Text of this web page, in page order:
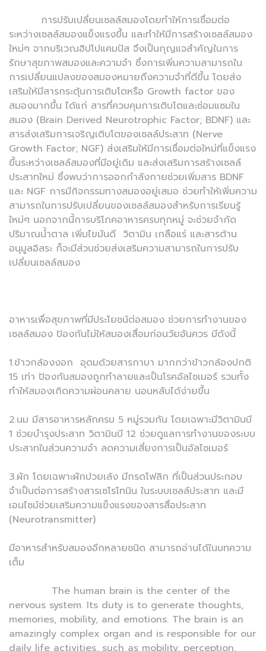
การปรับเปลี่ยนเซลล์สมองโดยทำให้การเชื่อมต่อ
ระหว่างเซลล์สมองแข็งแรงขึ้น และทำให้มีการสร้างเซลล์สมอง
ใหม่ๆ จากบริเวณฮิปโปแคมปัส จึงเป็นกุญแจสำคัญในการ
รักษาสุขภาพสมองและความจำ ซึ่งการเพิ่มความสามารถใน
การเปลี่ยนแปลงของสมองหมายถึงความจำที่ดีขึ้น โดยส่ง
เสริมให้มีสารกระตุ้นการเติบโตหรือ Growth factor ของ
สมองมากขึ้น ได้แก่ สารที่ควบคุมการเติบโตและซ่อมแซมใน
สมอง (Brain Derived Neurotrophic Factor; BDNF) และ
สารส่งเสริมการเจริญเติบโตของเซลล์ประสาท (Nerve
Growth Factor; NGF) ส่งเสริมให้มีการเชื่อมต่อใหม่ที่แข็งแรง
ขึ้นระหว่างเซลล์สมองที่มีอยู่เดิม และส่งเสริมการสร้างเซลล์
ประสาทใหม่ ซึ่งพบว่าการออกกำลังกายช่วยเพิ่มสาร BDNF
และ NGF การมีกิจกรรมทางสมองอยู่เสมอ ช่วยทำให้เพิ่มความ
สามารถในการปรับเปลี่ยนของเซลล์สมองสำหรับการเรียนรู้
ใหม่ๆ นอกจากนี้การบริโภคอาหารครบทุกหมู่ จะช่วยจำกัด
ปริมาณน้ำตาล เพิ่มไขมันดี วิตามิน เกลือแร่ และสารต้าน
อนุมูลอิสระ ก็จะมีส่วนช่วยส่งเสริมความสามารถในการปรับ
เปลี่ยนเซลล์สมอง
อาหารเพื่อสุขภาพที่มีประโยชน์ต่อสมอง ช่วยการทำงานของ
เซลล์สมอง ป้องกันไม่ให้สมองเสื่อมก่อนวัยอันควร มีดังนี้
1.ข้าวกล้องงอก อุดมด้วยสารกาบา มากกว่าข้าวกล้องปกติ
15 เท่า ป้องกันสมองถูกทำลายและเป็นโรคอัลไซเมอร์ รวมทั้ง
ทำให้สมองเกิดความผ่อนคลาย นอนหลับได้ง่ายขึ้น
2.นม มีสารอาหารหลักครบ 5 หมู่รวมกัน โดยเฉพาะมีวิตามินบี
1 ช่วยบำรุงประสาท วิตามินบี 12 ช่วยดูแลการทำงานของระบบ
ประสาทในส่วนความจำ ลดความเสี่ยงการเป็นอัลไซเมอร์
3.ผัก โดยเฉพาะผักปวยเล้ง มีกรดโฟลิก ที่เป็นส่วนประกอบ
จำเป็นต่อการสร้างสารเซโรโทนิน ในระบบเซลล์ประสาท และมี
เอนไซม์ช่วยเสริมความแข็งแรงของสารสื่อประสาท
(Neurotransmitter)
มีอาหารสำหรับสมองอีกหลายชนิด สามารถอ่านได้ในบทความ
เต็ม
The human brain is the center of the
nervous system. Its duty is to generate thoughts,
memories, mobility, and emotions. The brain is an
amazingly complex organ and is responsible for our